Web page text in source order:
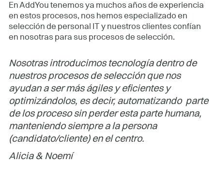
En AddYou tenemos ya muchos años de experiencia
en estos procesos, nos hemos especializado en
selección de personal IT y nuestros clientes confían
en nosotras para sus procesos de selección.
Nosotras introducimos tecnología dentro de
nuestros procesos de selección que nos
ayudan a ser más ágiles y eficientes y
optimizándolos, es decir, automatizando parte
de los proceso sin perder esta parte humana,
manteniendo siempre a la persona
(candidato/cliente) en el centro.
Alicia & Noemí